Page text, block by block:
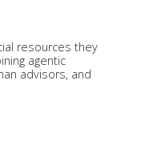
resources they
agentic
advisors, and